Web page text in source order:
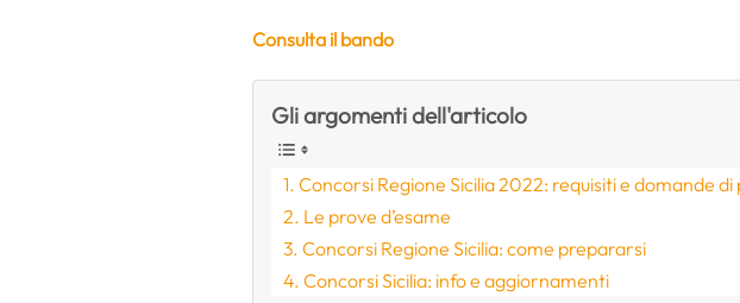
Consulta il bando
Gli argomenti dell'articolo
Concorsi Regione Sicilia 2022: requisiti e domande
Le prove d’esame
Concorsi Regione Sicilia: come prepararsi
Concorsi Sicilia: info e aggiornamenti